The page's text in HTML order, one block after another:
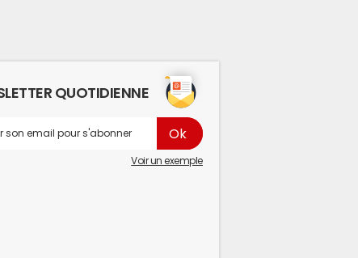
QUOTIDIENNE
Voir un exemple